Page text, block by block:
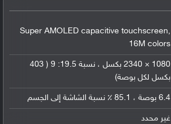
Super AMOLED capacitive touchscreen,
16M colors
1080 × 2340 بكسل ، نسبة 19.5: 9 ( 403
بكسل لكل بوصة)
6.4 بوصة ، 85.1 ٪ نسبة الشاشة إلى الجسم
غير محدد